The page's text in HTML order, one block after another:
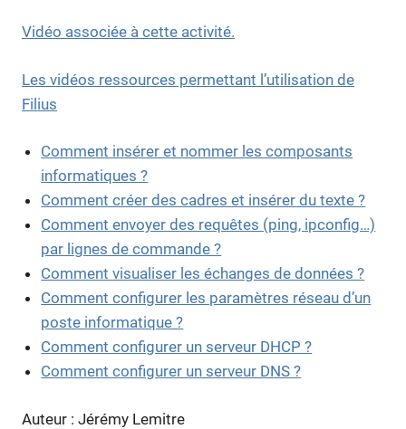
Vidéo associée à cette activité.
Les vidéos ressources permettant l’utilisation de
Filius
Comment insérer et nommer les composants
informatiques ?
Comment créer des cadres et insérer du texte ?
Comment envoyer des requêtes (ping, ipconfig…)
par lignes de commande ?
Comment visualiser les échanges de données ?
Comment configurer les paramètres réseau d’un
poste informatique ?
Comment configurer un serveur DHCP ?
Comment configurer un serveur DNS ?
Auteur : Jérémy Lemitre